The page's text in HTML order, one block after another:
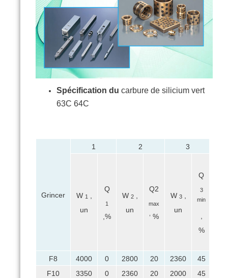
Spécification du carbure de silicium vert
63C 64C
Grincer
1 2 3
W 1
un
Q
1
,%
W 2,
un
Q2
max
%
W 3,
un
Q
3
min
%
F8 4000 0 2800 20 2360 45
F10
3350 0 2360 20 2000 45